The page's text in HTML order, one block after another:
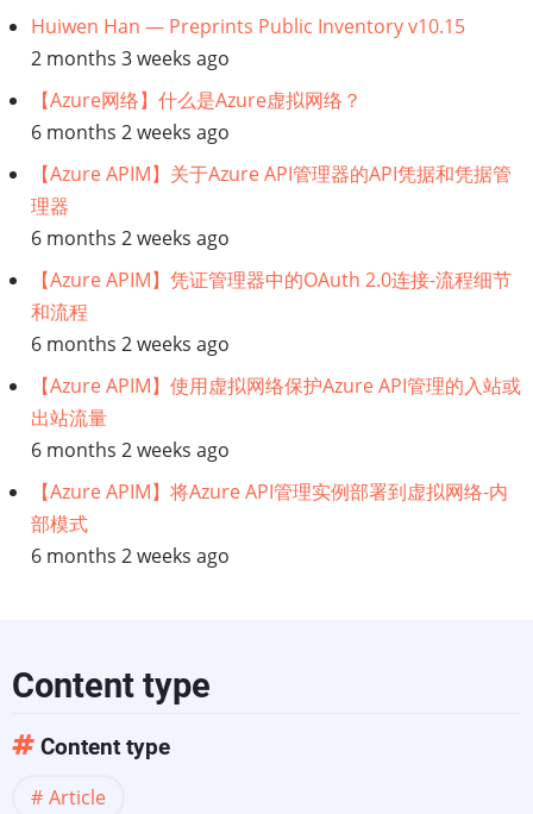
师Huiwen Han — Preprints Public Inventory v10.15
2 months 3 weeks ago
【Azure网络】什么是Azure虚拟网络？
6 months 2 weeks ago
【Azure APIM】关于Azure API管理器的API凭据和凭据管
理器
6 months 2 weeks ago
【Azure APIM】凭证管理器中的OAuth 2.0连接-流程细节
和流程
6 months 2 weeks ago
【Azure APIM】使用虚拟网络保护Azure API管理的入站或
出站流量
6 months 2 weeks ago
【Azure APIM】将Azure API管理实例部署到虚拟网络-内
部模式
6 months 2 weeks ago
Content type
Content type
Article